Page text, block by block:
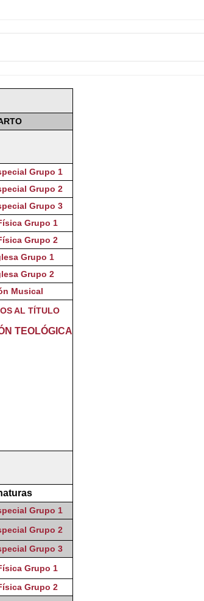
Grupo 1
Grupo 2
Grupo 3
Grupo 1
Grupo 2
Grupo 1
Grupo 2
Musical
AL TÍTULO
TEOLÓGICA
Grupo 1
Grupo 2
Grupo 3
Grupo 1
Grupo 2